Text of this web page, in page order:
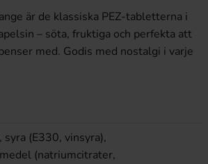
är de klassiska PEZ-tabletterna i
– söta, fruktiga och perfekta att
med. Godis med nostalgi i varje
(E330, vinsyra),
(natriumcitrater,